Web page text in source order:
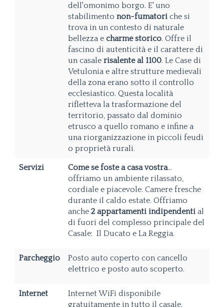
dell'omonimo borgo. E' uno
stabilimento non-fumatori che si
trova in un contesto di naturale
bellezza e charme storico. Offre il
fascino di autenticità e il carattere di
un casale risalente al 1100. Le Case di
Vetulonia e altre strutture medievali
della zona erano sotto il controllo
ecclesiastico. Questa località
rifletteva la trasformazione del
territorio, passato dal dominio
etrusco a quello romano e infine a
una riorganizzazione in piccoli feudi
o proprietà rurali.
Servizi Come se foste a casa vostra...
offriamo un ambiente rilassato,
cordiale e piacevole. Camere fresche
durante il caldo estate. Offriamo
anche 2 appartamenti indipendenti al
di fuori del complesso principale del
Casale: Il Ducato e La Reggia.
Parcheggio Posto auto coperto con cancello
elettrico e posto auto scoperto.
Internet
Internet WiFi disponibile
gratuitamente in tutto il casale.